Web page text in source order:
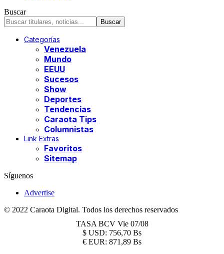
Buscar
Categorías
Venezuela
Mundo
EEUU
Sucesos
Show
Deportes
Tendencias
Caraota Tips
Columnistas
Link Extras
Favoritos
Sitemap
Síguenos
Advertise
© 2022 Caraota Digital. Todos los derechos reservados
TASA BCV Vie 07/08
$ USD: 756,70 Bs
€ EUR: 871,89 Bs